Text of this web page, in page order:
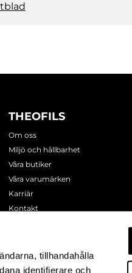
tillhandahålla
identifierare och
THEOFILS
Om oss
Miljö och hållbarhet
Våra butiker
Våra varumärken
Karriär
Kontakt